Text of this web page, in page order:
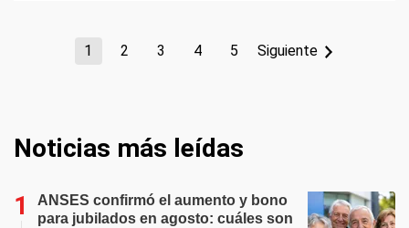
1 2 3 4 5 Siguiente
Noticias más leídas
ANSES confirmó el aumento y bono
para jubilados en agosto: cuáles son